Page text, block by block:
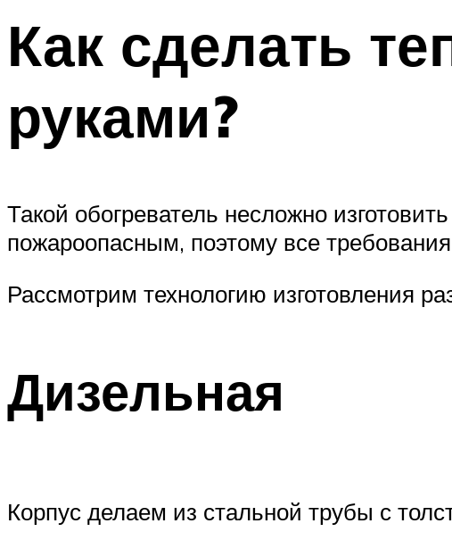
Как сделать
руками?
Такой обогреватель несложно
пожароопасным, поэтому все
Рассмотрим технологию изготовления
Дизельная
Корпус делаем из стальной трубы с